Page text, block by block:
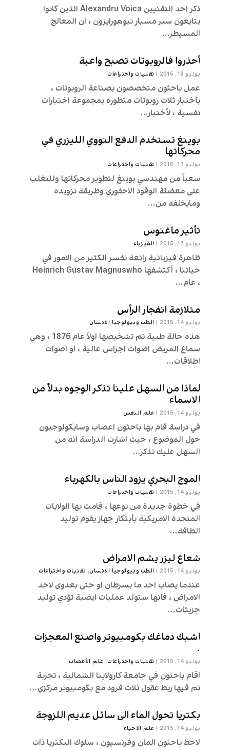
ذكر احد التقنيين Alexandru Voica الذين كانوا
يتابعون سير مسبار نيوهورايزون ، ان المعالج
المسيطر...
أحذروا فالروبوتات تصبح واعية
يوليو 18, 2015 | تقنیات واختراعات
عمل باحثون متخصصون بصناعة الروبوتات ،
بأختبار ثلاث روبوتات متطورة بمجموعة اختبارات
نفسية ، لأختبار...
بوينغ تستخدم الدفع النووي الليزري في
محركاتها
يوليو 17, 2015 | تقنیات واختراعات
سعياً من مهندسي بوينغ لتطوير محركاتها وللتغلب
على معضلة الوقود الاحفوري وطريقة تزويده
ومايخلفه من...
تأثير ماغنوس
يوليو 17, 2015 | الفيزياء
ظاهرة فيزيائية رائعة تفسر الكثير من الامور في
حياتنا ، أكتشفها Heinrich Gustav Magnuswho
، عام...
متلازمة انفجار الرأس
يوليو 14, 2015 | الطب وبيولوجيا الانسان
هذه حالة طبية تم تشخيصها اولاً عام 1876 ، وهي
سماع المريض اصوات اجراس عالية ، او اصوات
اطلاقات...
لماذا من السهل علينا تذكر الوجوه بدلاً من
الاسماء
يوليو 14, 2015 | علم النفس
في دراسة قام بها باحثون اعصاب وسايكولوجيون
حول الموضوع ، حيث اشارت الدراسة انه من
السهل عليك تذكر...
الموج البحري يزود الناس بالكهرباء
يوليو 14, 2015 | تقنیات واختراعات
في خطوة جديدة من نوعها ، قامت بها الولايات
المتحدة الامريكية بأبتكار جهاز يقوم توليد
الطاقة...
شعاع ليزر يشم الامراض
يوليو 14, 2015 | الطب وبيولوجيا الانسان, تقنیات واختراعات
عندما يصاب احد ما بسرطان او حتى بعدوى لاحد
الامراض ، فأنها ستولد عمليات ايضية تؤدي توليد
جزيئات...
اشبك دماغك بكومبيوتر واصنع المعجزات
.
يوليو 14, 2015 | تقنیات واختراعات, علم الأعصاب
اقام باحثون في جامعة كارولاينا الشمالية ، تجربة
تم فيها ربط عقول ثلاث قرود مع بكومبيوتر مركزي...
بكتريا تحول الماء الى سائل عديم اللزوجة
يوليو 14, 2015 | علم الاحیاء
لاحظ باحثون المان وفرنسيون ، سلوك البكتريا ذات